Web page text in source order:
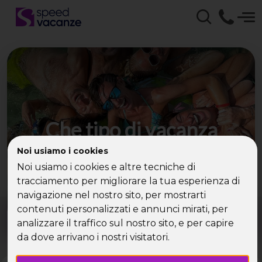
Noi usiamo i cookies
Noi usiamo i cookies e altre tecniche di
tracciamento per migliorare la tua esperienza di
navigazione nel nostro sito, per mostrarti
contenuti personalizzati e annunci mirati, per
analizzare il traffico sul nostro sito, e per capire
da dove arrivano i nostri visitatori.
Che tipo di vacanza
cerchi?
Scegli la tua destinazione tra le diverse proposte
di Speed Vacanze®
Dove? Quando?
Tutto l'anno